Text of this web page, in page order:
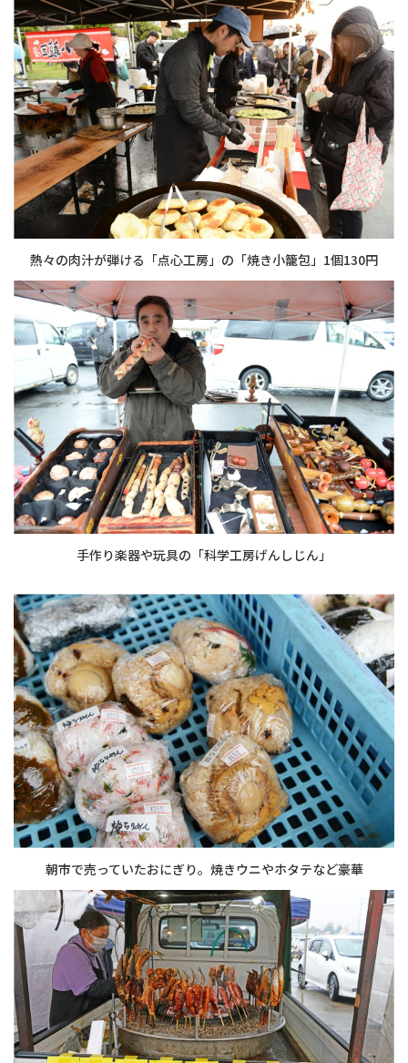
熱々の肉汁が弾ける「点心工房」の「焼き小籠包」1個130円
手作り楽器や玩具の「科学工房げんしじん」
朝市で売っていたおにぎり。焼きウニやホタテなど豪華